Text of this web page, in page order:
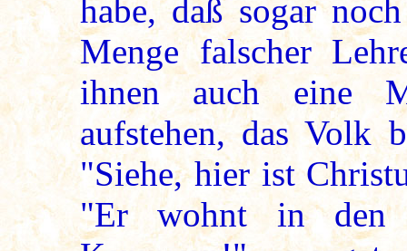
habe, daß sogar
Menge falscher
ihnen auch eine
aufstehen, das Volk
"Siehe, hier ist
"Er wohnt in den